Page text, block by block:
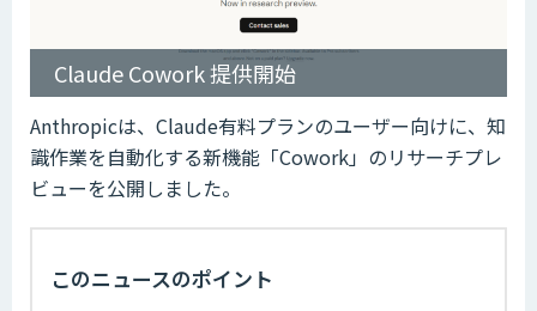
Claude Cowork 提供開始
Anthropicは、Claude有料プランのユーザー向けに、知
識作業を自動化する新機能「Cowork」のリサーチプレ
ビューを公開しました。
このニュースのポイント